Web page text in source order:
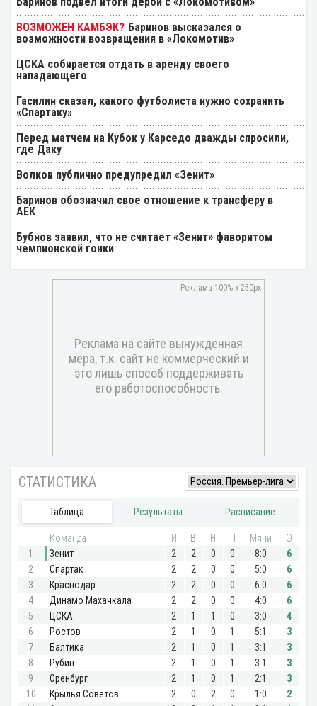
Баринов высказался о
возможности возвращения в «Локомотив»
ЦСКА собирается отдать в аренду своего
нападающего
Гасилин сказал, какого футболиста нужно сохранить
«Спартаку»
Перед матчем на Кубок у Карседо дважды спросили,
где Даку
Волков публично предупредил «Зенит»
Баринов обозначил свое отношение к трансферу в
АЕК
Бубнов заявил, что не считает «Зенит» фаворитом
чемпионской гонки